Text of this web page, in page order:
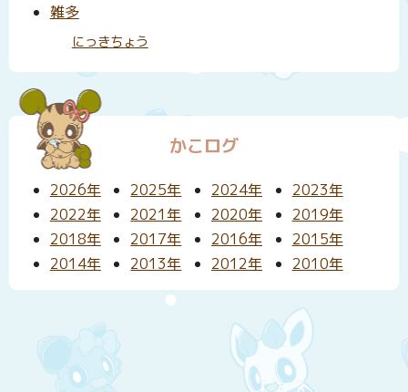
雑多
にっきちょう
かこログ
2026年 2025年 2024年
2023年
2022年
2021年 2020年
2019年
2018年
2017年 2016年
2015年
2014年
2013年 2012年 2010年